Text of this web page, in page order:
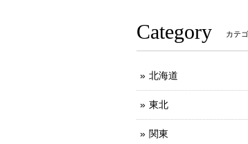
Category カテ
北海道
東北
関東